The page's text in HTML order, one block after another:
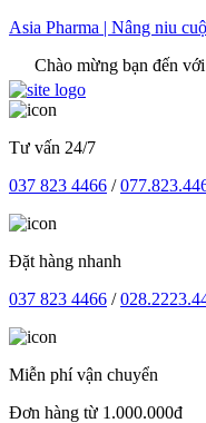
Skip
content
Asia Pharma | Nâng niu
mừng bạn đến với Cửa
Tư vấn 24/7
037 823 4466 /
Đặt hàng nhanh
037 823 4466 /
Miễn phí vận chuyển
Đơn hàng từ 1.000.000đ